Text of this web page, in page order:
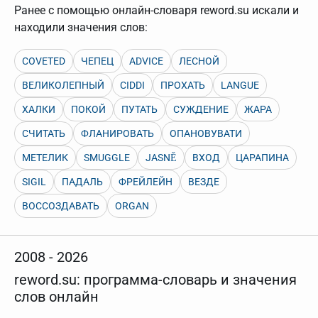
нужно будет нажать на кнопку "Найти".
Для более сложных случаев существует возможность
указывать несколько слов в запросе. Например, если
написать в строке запроса "Пушкин поэт" и нажать
"Найти", выведутся все словарные статьи о поэте
Пушкине, но не о городе.
В сложных запросах тоже могут присутствовать
неизвестные буквы. Например, в кроссворде есть
слово "***м***ов", в задании "русский поэт 19 века".
Пишем в Reword первым словом "***м***ов", далее
через пробел "поэт". Получается "***м***ов поэт" (без
кавычек). Нажимаем "Найти" и получаем статью
"Лермонтов" и не только.
Порядок словарей можно изменять, перетаскивая
словарь вверх или вниз за прямоугольник слева от
названия словаря. Также можно выключать ненужные
словари.
Ранее с помощью онлайн-словаря reword.su искали и
находили значения слов:
COVETED ЧЕПЕЦ ADVICE ЛЕСНОЙ
ВЕЛИКОЛЕПНЫЙ CIDDI ПРОХАТЬ LANGUE
ХАЛКИ ПОКОЙ ПУТАТЬ СУЖДЕНИЕ ЖАРА
СЧИТАТЬ ФЛАНИРОВАТЬ ОПАНОВУВАТИ
МЕТЕЛИК SMUGGLE JASNĚ ВХОД ЦАРАПИНА
SIGIL ПАДАЛЬ ФРЕЙЛЕЙН ВЕЗДЕ
ВОССОЗДАВАТЬ ORGAN
2008 - 2026
reword.su: программа-словарь и значения
слов онлайн